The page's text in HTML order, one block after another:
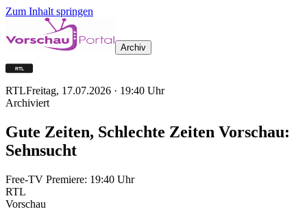
Zum Inhalt springen
Archiv
RTLFreitag, 17.07.2026 · 19:40 Uhr
Archiviert
Gute Zeiten, Schlechte Zeiten Vorschau:
Sehnsucht
Free-TV Premiere: 19:40 Uhr
RTL
Vorschau